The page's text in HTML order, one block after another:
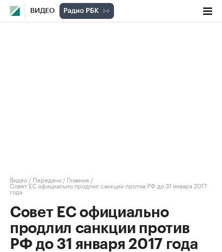
ВИДЕО
Видео / Передачи / Главное /
Совет ЕС официально продлил санкции против РФ до 31 января 2017
года
Совет ЕС официально
продлил санкции против
РФ до 31 января 2017 года